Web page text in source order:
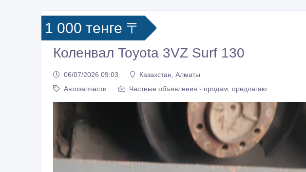
1 000 тенге 〒
Коленвал Toyota 3VZ Surf 130
06/07/2026 09:03
Казахстан, Алматы
Автозапчасти
Частные объявления - продам, предлагаю